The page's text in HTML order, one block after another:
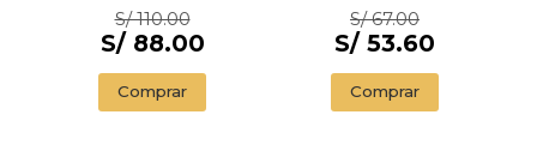
S/ 110.00
S/ 88.00
Comprar
S/ 67.00
S/ 53.60
Comprar